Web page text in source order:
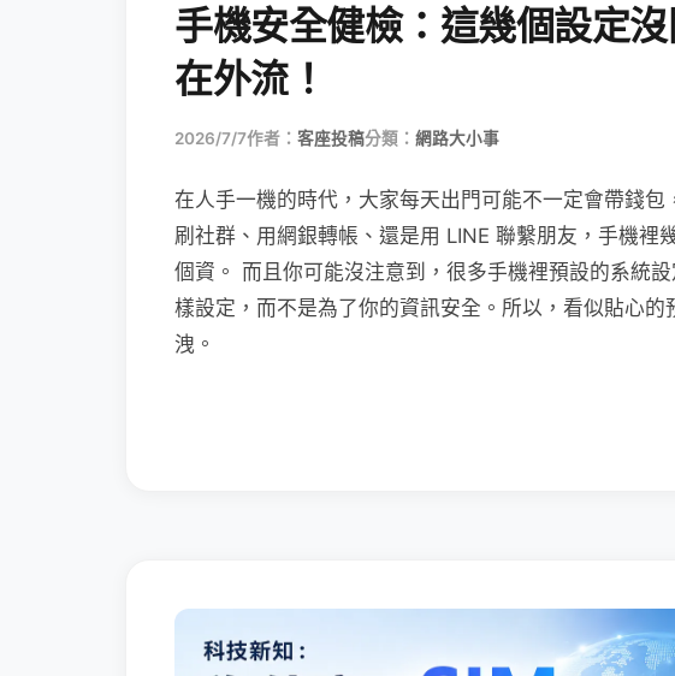
手機安全健檢：這幾個設定
在外流！
2026/7/7作者： 客座投稿分類： 網路大小事
在人手一機的時代，大家每天出門可能不一定會帶錢
刷社群、用網銀轉帳、還是用 LINE 聯繫朋友，手機裡
個資。 而且你可能沒注意到，很多手機裡預設的系統
樣設定，而不是為了你的資訊安全。所以，看似貼心
洩。